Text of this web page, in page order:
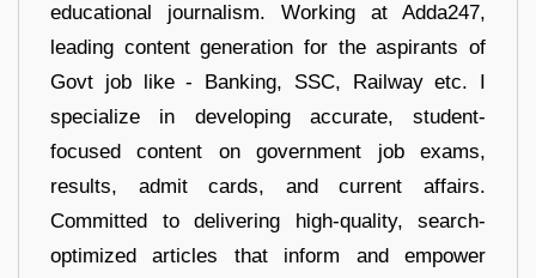
educational journalism. Working at Adda247,
leading content generation for the aspirants of
Govt job like - Banking, SSC, Railway etc. I
specialize in developing accurate, student-
focused content on government job exams,
results, admit cards, and current affairs.
Committed to delivering high-quality, search-
optimized articles that inform and empower